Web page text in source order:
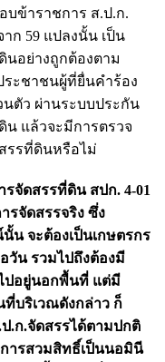
บข้าราชการ ส.ป.ก.
ก 59 แปลงนั้น เป็น
นอย่างถูกต้องตาม
ระชาชนผู้ที่ยื่นคำร้อง
ตัว ผ่านระบบประกัน
แล้วจะมีการตรวจ
รรที่ดินหรือไม่
จัดสรรที่ดิน สปก. 4-01
จัดสรรจริง ซึ่ง
จะต้องเป็นเกษตรกร
วัน รวมไปถึงต้องมี
ปอยู่นอกพื้นที่ แต่มี
บริเวณดังกล่าว ก็
ก.จัดสรรได้ตามปกติ
ารสวมสิทธิ์เป็นนอมินี